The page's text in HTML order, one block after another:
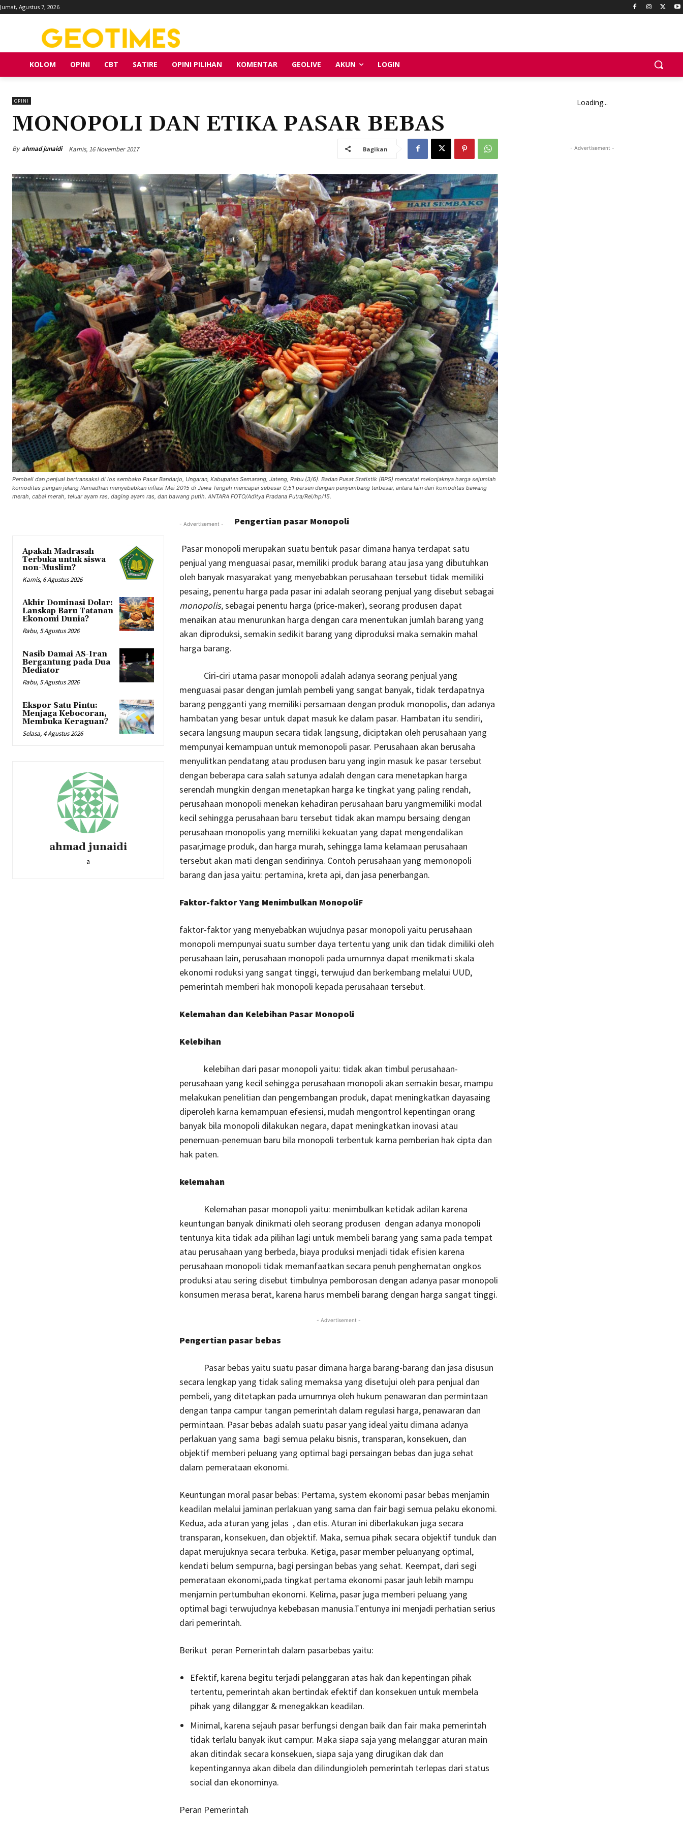
Jumat, Agustus 7, 2026
KOLOM OPINI CBT SATIRE OPINI PILIHAN KOMENTAR GEOLIVE AKUN LOGIN
OPINI
MONOPOLI DAN ETIKA PASAR BEBAS
By ahmad junaidi Kamis, 16 November 2017 Bagikan
Pembeli dan penjual bertransaksi di los sembako Pasar Bandarjo, Ungaran, Kabupaten Semarang, Jateng, Rabu (3/6). Badan Pusat Statistik (BPS) mencatat melonjaknya harga sejumlah
komoditas pangan jelang Ramadhan menyebabkan inflasi Mei 2015 di Jawa Tengah mencapai sebesar 0,51 persen dengan penyumbang terbesar, antara lain dari komoditas bawang
merah, cabai merah, teluar ayam ras, daging ayam ras, dan bawang putih. ANTARA FOTO/Aditya Pradana Putra/Rei/hp/15.
Apakah Madrasah
Terbuka untuk siswa
non-Muslim?
Kamis, 6 Agustus 2026
Akhir Dominasi Dolar:
Lanskap Baru Tatanan
Ekonomi Dunia?
Rabu, 5 Agustus 2026
Nasib Damai AS-Iran
Bergantung pada Dua
Mediator
Rabu, 5 Agustus 2026
Ekspor Satu Pintu:
Menjaga Kebocoran,
Membuka Keraguan?
Selasa, 4 Agustus 2026
ahmad junaidi
a
- Advertisement - Pengertian pasar Monopoli
Pasar monopoli merupakan suatu bentuk pasar dimana hanya terdapat satu
penjual yang menguasai pasar, memiliki produk barang atau jasa yang dibutuhkan
oleh banyak masyarakat yang menyebabkan perusahaan tersebut tidak memiliki
pesaing, penentu harga pada pasar ini adalah seorang penjual yang disebut sebagai
monopolis,sebagai penentu harga (price-maker), seorang produsen dapat
menaikan atau menurunkan harga dengan cara menentukan jumlah barang yang
akan diproduksi, semakin sedikit barang yang diproduksi maka semakin mahal
harga barang.
Ciri-ciri utama pasar monopoli adalah adanya seorang penjual yang
menguasai pasar dengan jumlah pembeli yang sangat banyak, tidak terdapatnya
barang pengganti yang memiliki persamaan dengan produk monopolis, dan adanya
hambatan yang besar untuk dapat masuk ke dalam pasar. Hambatan itu sendiri,
secara langsung maupun secara tidak langsung, diciptakan oleh perusahaan yang
mempunyai kemampuan untuk memonopoli pasar. Perusahaan akan berusaha
menyulitkan pendatang atau produsen baru yang ingin masuk ke pasar tersebut
dengan beberapa cara salah satunya adalah dengan cara menetapkan harga
serendah mungkin dengan menetapkan harga ke tingkat yang paling rendah,
perusahaan monopoli menekan kehadiran perusahaan baru yangmemiliki modal
kecil sehingga perusahaan baru tersebut tidak akan mampu bersaing dengan
perusahaan monopolis yang memiliki kekuatan yang dapat mengendalikan
pasar,image produk, dan harga murah, sehingga lama kelamaan perusahaan
tersebut akan mati dengan sendirinya. Contoh perusahaan yang memonopoli
barang dan jasa yaitu: pertamina, kreta api, dan jasa penerbangan.
Faktor-faktor Yang Menimbulkan MonopoliF
faktor-faktor yang menyebabkan wujudnya pasar monopoli yaitu perusahaan
monopoli mempunyai suatu sumber daya tertentu yang unik dan tidak dimiliki oleh
perusahaan lain, perusahaan monopoli pada umumnya dapat menikmati skala
ekonomi roduksi yang sangat tinggi, terwujud dan berkembang melalui UUD,
pemerintah memberi hak monopoli kepada perusahaan tersebut.
Kelemahan dan Kelebihan Pasar Monopoli
Kelebihan
kelebihan dari pasar monopoli yaitu: tidak akan timbul perusahaan-
perusahaan yang kecil sehingga perusahaan monopoli akan semakin besar, mampu
melakukan penelitian dan pengembangan produk, dapat meningkatkan dayasaing
diperoleh karna kemampuan efesiensi, mudah mengontrol kepentingan orang
banyak bila monopoli dilakukan negara, dapat meningkatkan inovasi atau
penemuan-penemuan baru bila monopoli terbentuk karna pemberian hak cipta dan
hak paten.
kelemahan
Kelemahan pasar monopoli yaitu: menimbulkan ketidak adilan karena
keuntungan banyak dinikmati oleh seorang produsen dengan adanya monopoli
tentunya kita tidak ada pilihan lagi untuk membeli barang yang sama pada tempat
atau perusahaan yang berbeda, biaya produksi menjadi tidak efisien karena
perusahaan monopoli tidak memanfaatkan secara penuh penghematan ongkos
produksi atau sering disebut timbulnya pemborosan dengan adanya pasar monopoli
konsumen merasa berat, karena harus membeli barang dengan harga sangat tinggi.
- Advertisement -
Pengertian pasar bebas
Pasar bebas yaitu suatu pasar dimana harga barang-barang dan jasa disusun
secara lengkap yang tidak saling memaksa yang disetujui oleh para penjual dan
pembeli, yang ditetapkan pada umumnya oleh hukum penawaran dan permintaan
dengan tanpa campur tangan pemerintah dalam regulasi harga, penawaran dan
permintaan. Pasar bebas adalah suatu pasar yang ideal yaitu dimana adanya
perlakuan yang sama bagi semua pelaku bisnis, transparan, konsekuen, dan
objektif memberi peluang yang optimal bagi persaingan bebas dan juga sehat
dalam pemerataan ekonomi.
Keuntungan moral pasar bebas: Pertama, system ekonomi pasar bebas menjamin
keadilan melalui jaminan perlakuan yang sama dan fair bagi semua pelaku ekonomi.
Kedua, ada aturan yang jelas , dan etis. Aturan ini diberlakukan juga secara
transparan, konsekuen, dan objektif. Maka, semua pihak secara objektif tunduk dan
dapat merujuknya secara terbuka. Ketiga, pasar member peluanyang optimal,
kendati belum sempurna, bagi persingan bebas yang sehat. Keempat, dari segi
pemerataan ekonomi,pada tingkat pertama ekonomi pasar jauh lebih mampu
menjamin pertumbuhan ekonomi. Kelima, pasar juga memberi peluang yang
optimal bagi terwujudnya kebebasan manusia.Tentunya ini menjadi perhatian serius
dari pemerintah.
Berikut peran Pemerintah dalam pasarbebas yaitu:
Efektif, karena begitu terjadi pelanggaran atas hak dan kepentingan pihak
tertentu, pemerintah akan bertindak efektif dan konsekuen untuk membela
pihak yang dilanggar & menegakkan keadilan.
Minimal, karena sejauh pasar berfungsi dengan baik dan fair maka pemerintah
tidak terlalu banyak ikut campur. Maka siapa saja yang melanggar aturan main
akan ditindak secara konsekuen, siapa saja yang dirugikan dak dan
kepentingannya akan dibela dan dilindungioleh pemerintah terlepas dari status
social dan ekonominya.
Peran Pemerintah
Loading...
- Advertisement -